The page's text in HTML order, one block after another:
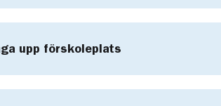
upp förskoleplats